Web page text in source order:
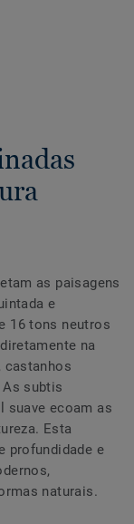
as paisagens
e
16 tons neutros
na
castanhos
subtis
suave ecoam as
Esta
profundidade e
naturais.